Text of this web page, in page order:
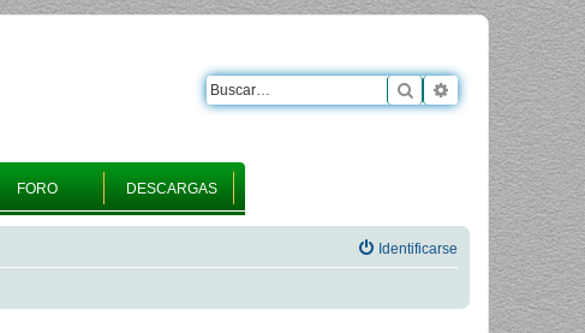
FORO DESCARGAS
Buscar Búsqueda
Identificarse